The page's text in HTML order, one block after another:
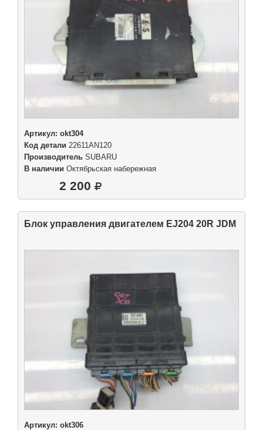
Артикул: okt304
Код детали 22611AN120
Производитель SUBARU
В наличии Октябрьская набережная
2 200
Блок управления двигателем EJ204 20R JDM
Артикул: okt306